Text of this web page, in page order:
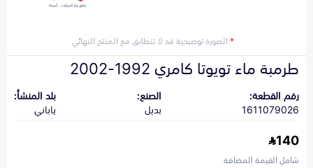
*الصورة توضيحية قد لا تتطابق مع المنتج النهائي
طرمبة ماء تويوتا كامري 1992-2002
رقم القطعة:
1611079026
الصنع:
بديل
بلد المنشأ:
ياباني
140
شامل القيمة المضافة